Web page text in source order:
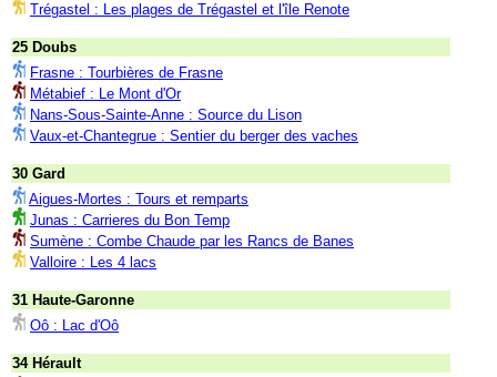
Trégastel : Les plages de Trégastel et l'île Renote
25 Doubs
Frasne : Tourbières de Frasne
Métabief : Le Mont d'Or
Nans-Sous-Sainte-Anne : Source du Lison
Vaux-et-Chantegrue : Sentier du berger des vaches
30 Gard
Aigues-Mortes : Tours et remparts
Junas : Carrieres du Bon Temp
Sumène : Combe Chaude par les Rancs de Banes
Valloire : Les 4 lacs
31 Haute-Garonne
Oô : Lac d'Oô
34 Hérault